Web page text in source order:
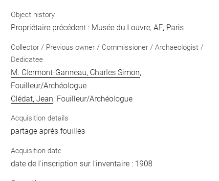
Object history
Propriétaire précédent : Musée du Louvre, AE, Paris
Collector / Previous owner / Commissioner / Archaeologist /
Dedicatee
M. Clermont-Ganneau, Charles Simon,
Fouilleur/Archéologue
Clédat, Jean, Fouilleur/Archéologue
Acquisition details
partage après fouilles
Acquisition date
date de l'inscription sur l'inventaire : 1908